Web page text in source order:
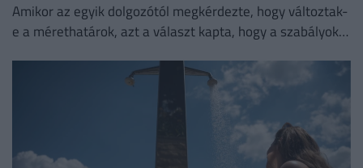
Amikor az egyik dolgozótól megkérdezte, hogy változtak-
e a mérethatárok, azt a választ kapta, hogy a szabályok